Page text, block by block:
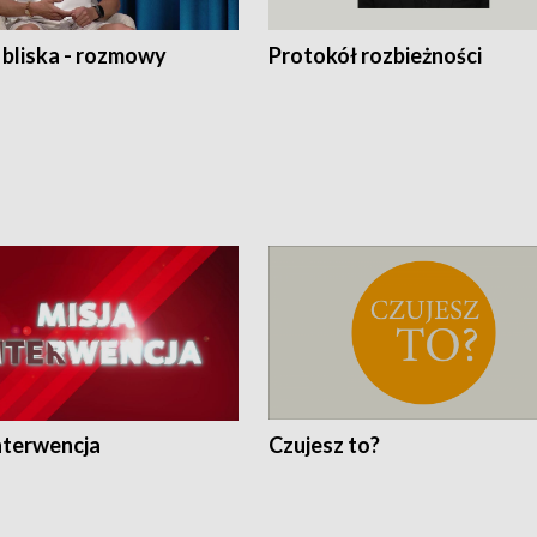
bliska - rozmowy Protokół rozbieżności
Czujesz to?